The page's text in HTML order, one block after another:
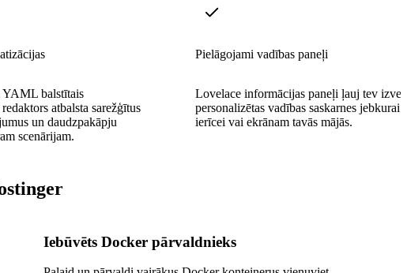
YAML balstītais
atbalsta sarežģītus
un daudzpakāpju
scenārijam.
Pielāgojami vadības paneļi
Lovelace informācijas paneļi ļauj tev
personalizētas vadības saskarnes jebkurai
ierīcei vai ekrānam tavās mājās.
Iebūvēts Docker pārvaldnieks